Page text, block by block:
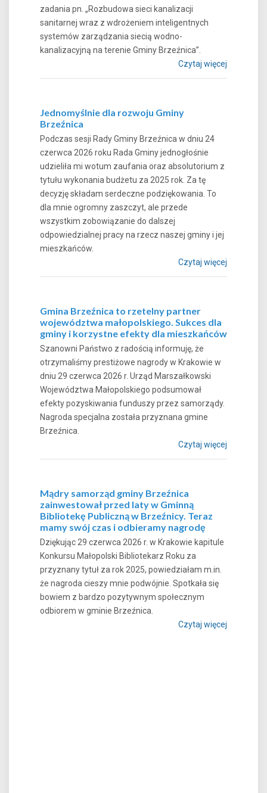
zadania pn. „Rozbudowa sieci kanalizacji
sanitarnej wraz z wdrożeniem inteligentnych
systemów zarządzania siecią wodno-
kanalizacyjną na terenie Gminy Brzeźnica”.
Czytaj więcej
Jednomyślnie dla rozwoju Gminy
Brzeźnica
Podczas sesji Rady Gminy Brzeźnica w dniu 24
czerwca 2026 roku Rada Gminy jednogłośnie
udzieliła mi wotum zaufania oraz absolutorium z
tytułu wykonania budżetu za 2025 rok. Za tę
decyzję składam serdeczne podziękowania. To
dla mnie ogromny zaszczyt, ale przede
wszystkim zobowiązanie do dalszej
odpowiedzialnej pracy na rzecz naszej gminy i jej
mieszkańców.
Czytaj więcej
Gmina Brzeźnica to rzetelny partner
województwa małopolskiego. Sukces dla
gminy i korzystne efekty dla mieszkańców
Szanowni Państwo z radością informuję, że
otrzymaliśmy prestiżowe nagrody w Krakowie w
dniu 29 czerwca 2026 r. Urząd Marszałkowski
Województwa Małopolskiego podsumował
efekty pozyskiwania funduszy przez samorządy.
Nagroda specjalna została przyznana gmine
Brzeźnica.
Czytaj więcej
Mądry samorząd gminy Brzeźnica
zainwestował przed laty w Gminną
Bibliotekę Publiczną w Brzeźnicy. Teraz
mamy swój czas i odbieramy nagrodę
Dziękując 29 czerwca 2026 r. w Krakowie kapitule
Konkursu Małopolski Bibliotekarz Roku za
przyznany tytuł za rok 2025, powiedziałam m.in.
że nagroda cieszy mnie podwójnie. Spotkała się
bowiem z bardzo pozytywnym społecznym
odbiorem w gminie Brzeźnica.
Czytaj więcej